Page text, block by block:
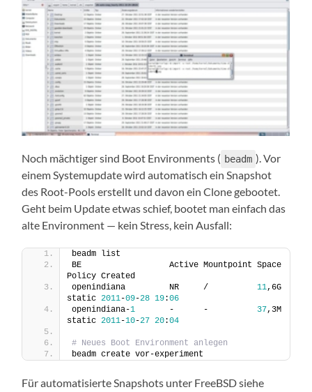
Noch mächtiger sind Boot Environments ( beadm ). Vor
einem Systemupdate wird automatisch ein Snapshot
des Root-Pools erstellt und davon ein Clone gebootet.
Geht beim Update etwas schief, bootet man einfach das
alte Environment — kein Stress, kein Ausfall:
beadm list
BE                  Active Mountpoint Space
Policy Created
openindiana         NR     / 11,6G
static 2011-09-28 19:06
openindiana-1
       -      -
37,3M
static 2011-10-27 20:04
# Neues Boot Environment anlegen
beadm create vor-experiment
Für automatisierte Snapshots unter FreeBSD siehe